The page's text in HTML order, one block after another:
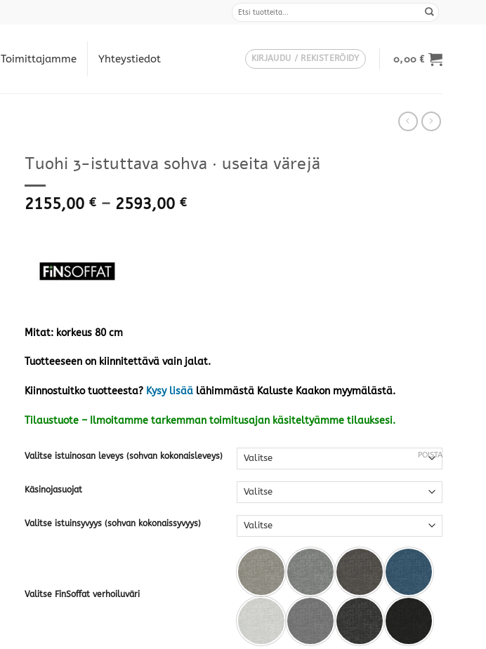
Toimittajamme Yhteystiedot KIRJAUDU / REKISTERÖIDY 0,00€
Tuohi 3-istuttava sohva · useita värejä
2155,00 € – 2593,00 €Hintaluokka:
Mitat: korkeus 80 cm
Tuotteeseen on kiinnitettävä vain jalat.
Kiinnostuitko tuotteesta? Kysy lisää lähimmästä Kaluste Kaakon myymälästä.
Tilaustuote – Ilmoitamme tarkemman toimitusajan käsiteltyämme tilauksesi.
Valitse istuinosan leveys (sohvan kokonaisleveys)
Käsinojasuojat
Valitse istuinsyvyys (sohvan kokonaissyvyys)
Valitse FinSoffat verhoiluväri
POISTA